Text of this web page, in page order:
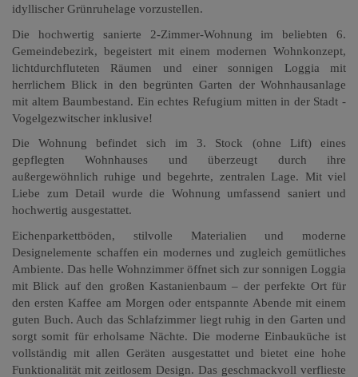
idyllischer Grünruhelage vorzustellen.
Die hochwertig sanierte 2-Zimmer-Wohnung im beliebten 6.
Gemeindebezirk, begeistert mit einem modernen Wohnkonzept,
lichtdurchfluteten Räumen und einer sonnigen Loggia mit
herrlichem Blick in den begrünten Garten der Wohnhausanlage
mit altem Baumbestand. Ein echtes Refugium mitten in der Stadt -
Vogelgezwitscher inklusive!
Die Wohnung befindet sich im 3. Stock (ohne Lift) eines
gepflegten Wohnhauses und überzeugt durch ihre
außergewöhnlich ruhige und begehrte, zentralen Lage. Mit viel
Liebe zum Detail wurde die Wohnung umfassend saniert und
hochwertig ausgestattet.
Eichenparkettböden, stilvolle Materialien und moderne
Designelemente schaffen ein modernes und zugleich gemütliches
Ambiente. Das helle Wohnzimmer öffnet sich zur sonnigen Loggia
mit Blick auf den großen Kastanienbaum – der perfekte Ort für
den ersten Kaffee am Morgen oder entspannte Abende mit einem
guten Buch. Auch das Schlafzimmer liegt ruhig in den Garten und
sorgt somit für erholsame Nächte. Die moderne Einbauküche ist
vollständig mit allen Geräten ausgestattet und bietet eine hohe
Funktionalität mit zeitlosem Design. Das geschmackvoll verflieste